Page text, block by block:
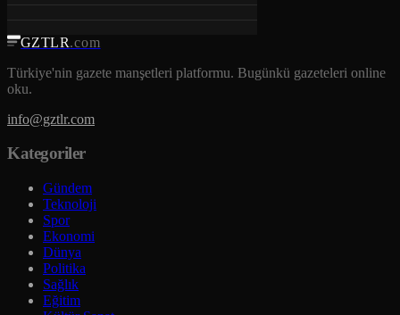
GZTLR.com
Türkiye'nin gazete manşetleri platformu. Bugünkü gazeteleri online
oku.
info@gztlr.com
Kategoriler
Gündem
Teknoloji
Spor
Ekonomi
Dünya
Politika
Sağlık
Eğitim